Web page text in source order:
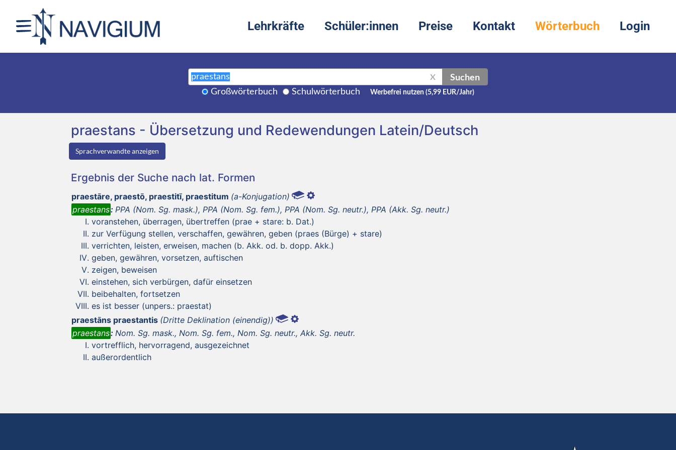
Lehrkräfte Schüler:innen Preise Kontakt Wörterbuch Login
X Suchen
Großwörterbuch Schulwörterbuch Werbefrei nutzen (5,99 EUR/Jahr)
praestans - Übersetzung und Redewendungen Latein/Deutsch
Sprachverwandte anzeigen
Ergebnis der Suche nach lat. Formen
praestāre, praestō, praestitī, praestitum (a-Konjugation)
praestans: PPA (Nom. Sg. mask.), PPA (Nom. Sg. fem.), PPA (Nom. Sg. neutr.), PPA (Akk. Sg. neutr.)
voranstehen, überragen, übertreffen (prae + stare: b. Dat.)
zur Verfügung stellen, verschaffen, gewähren, geben (praes (Bürge) + stare)
verrichten, leisten, erweisen, machen (b. Akk. od. b. dopp. Akk.)
geben, gewähren, vorsetzen, auftischen
zeigen, beweisen
einstehen, sich verbürgen, dafür einsetzen
beibehalten, fortsetzen
es ist besser (unpers.: praestat)
praestāns praestantis (Dritte Deklination (einendig))
praestans: Nom. Sg. mask., Nom. Sg. fem., Nom. Sg. neutr., Akk. Sg. neutr.
vortrefflich, hervorragend, ausgezeichnet
außerordentlich